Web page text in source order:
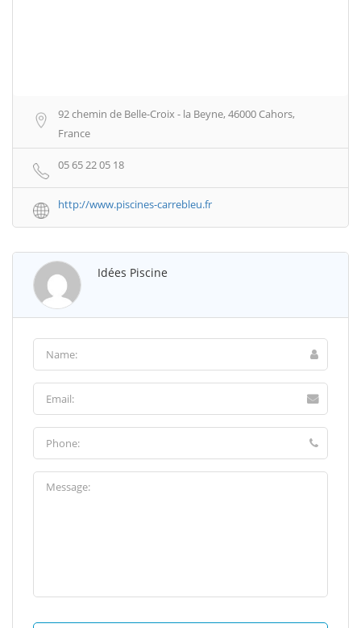
92 chemin de Belle-Croix - la Beyne, 46000 Cahors,
France
05 65 22 05 18
http://www.piscines-carrebleu.fr
Idées Piscine